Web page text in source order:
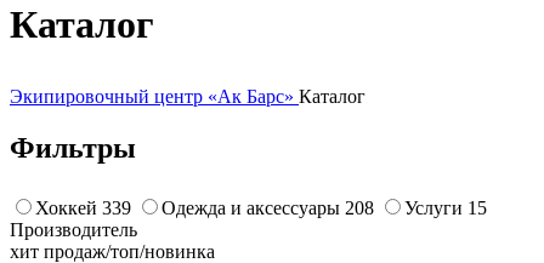
Каталог
Экипировочный центр «Ак Барс» Каталог
Фильтры
Хоккей 339 Одежда и аксессуары 208 Услуги 15
Производитель
хит продаж/топ/новинка